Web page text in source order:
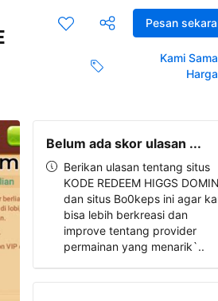
Pesan
Kami
Belum ada skor ulasan ...
Berikan ulasan tentang situs
KODE REDEEM HIGGS
dan situs Bo0keps ini agar
bisa lebih berkreasi dan
improve tentang provider
permainan yang menarik`..